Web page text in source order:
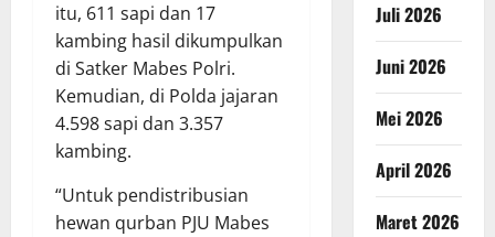
itu, 611 sapi dan 17
kambing hasil dikumpulkan
di Satker Mabes Polri.
Kemudian, di Polda jajaran
4.598 sapi dan 3.357
kambing.
“Untuk pendistribusian
hewan qurban PJU Mabes
Juli 2026
Juni 2026
Mei 2026
April 2026
Maret 2026